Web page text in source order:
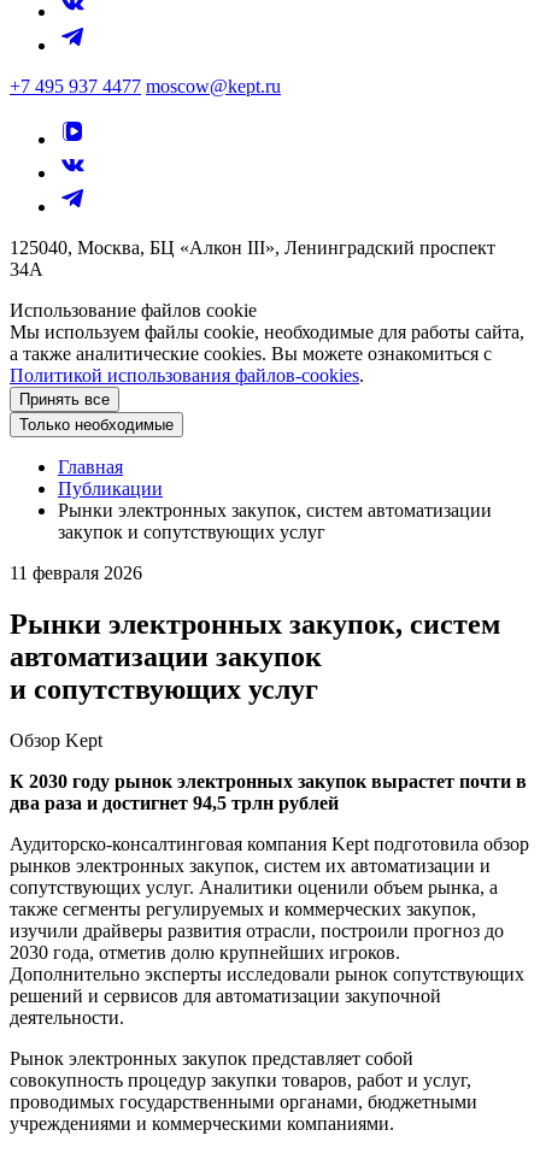
+7 495 937 4477 moscow@kept.ru
125040, Москва, БЦ «Алкон III», Ленинградский проспект
34А
Использование файлов cookie
Мы используем файлы cookie, необходимые для работы сайта,
а также аналитические cookies. Вы можете ознакомиться с
Политикой использования файлов-cookies.
Принять все
Только необходимые
Главная
Публикации
Рынки электронных закупок, систем автоматизации
закупок и сопутствующих услуг
11 февраля 2026
Рынки электронных закупок, систем
автоматизации закупок
и сопутствующих услуг
Обзор Kept
К 2030 году рынок электронных закупок вырастет почти в
два раза и достигнет 94,5 трлн рублей
Аудиторско-консалтинговая компания Kept подготовила обзор
рынков электронных закупок, систем их автоматизации и
сопутствующих услуг. Аналитики оценили объем рынка, а
также сегменты регулируемых и коммерческих закупок,
изучили драйверы развития отрасли, построили прогноз до
2030 года, отметив долю крупнейших игроков.
Дополнительно эксперты исследовали рынок сопутствующих
решений и сервисов для автоматизации закупочной
деятельности.
Рынок электронных закупок представляет собой
совокупность процедур закупки товаров, работ и услуг,
проводимых государственными органами, бюджетными
учреждениями и коммерческими компаниями.